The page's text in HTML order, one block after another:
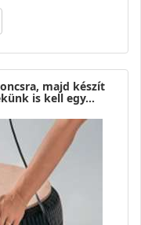
majd készít
is kell egy…